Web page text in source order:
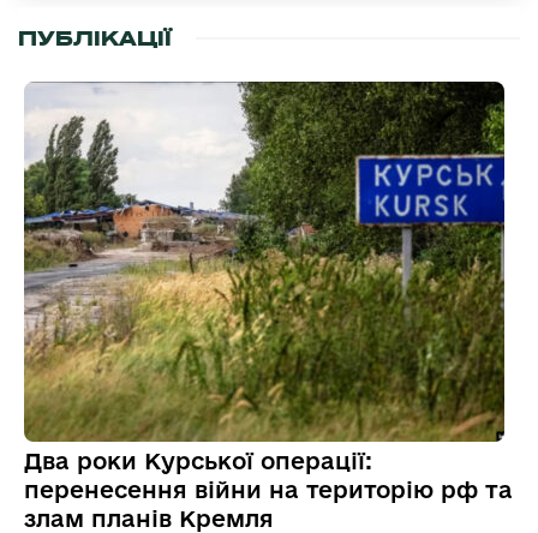
ПУБЛІКАЦІЇ
Два роки Курської операції:
перенесення війни на територію рф та
злам планів Кремля